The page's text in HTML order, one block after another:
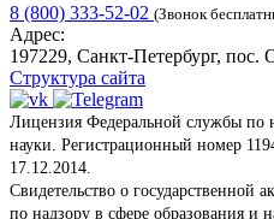
8 (800) 333-52-02 (Звонок
Адрес:
197229, Санкт-Петербург, пос.
Структура сайта
Лицензия Федеральной службы по
науки. Регистрационный номер
17.12.2014.
Свидетельство о государственной
по надзору в сфере образования и